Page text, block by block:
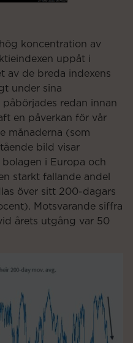
koncentration av
uppåt i
av de breda indexens
under sina
redan innan
en påverkan för vår
månaderna (som
bild visar
i Europa och
starkt fallande andel
över sitt 200-dagars
Motsvarande siffra
årets utgång var 50